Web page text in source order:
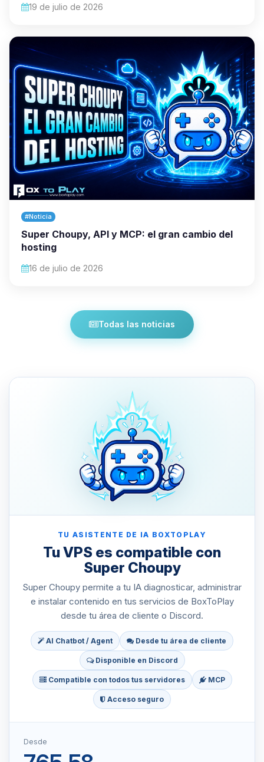
19 de julio de 2026
#Noticia
Super Choupy, API y MCP: el gran cambio del
hosting
16 de julio de 2026
Todas las noticias
TU ASISTENTE DE IA BOXTOPLAY
Tu VPS es compatible con
Super Choupy
Super Choupy permite a tu IA diagnosticar, administrar
e instalar contenido en tus servicios de BoxToPlay
desde tu área de cliente o Discord.
AI Chatbot / Agent Desde tu área de cliente
Disponible en Discord
Compatible con todos tus servidores MCP
Acceso seguro
Desde